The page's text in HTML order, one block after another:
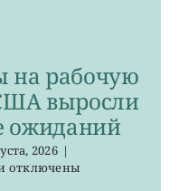
лет
на рабочую
выросли
ожиданий
2026 |
котключены